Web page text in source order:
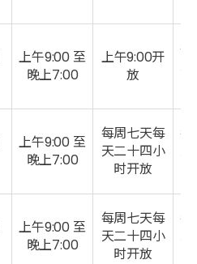
上午9:00 至
晚上7:00
上午9:00开
放
每
上午9:00 至
晚上7:00
每周七天每
天二十四小
时开放
每
上午9:00 至
晚上7:00
每周七天每
天二十四小
时开放
每